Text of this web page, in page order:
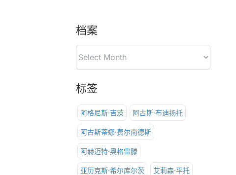
档案
标签
阿格尼斯·吉茨 阿古斯·布迪扬托
阿古斯蒂娜·费尔南德斯
阿赫迈特·奥格雷滕
亚历克斯·希尔库尔茨 艾莉森·平托